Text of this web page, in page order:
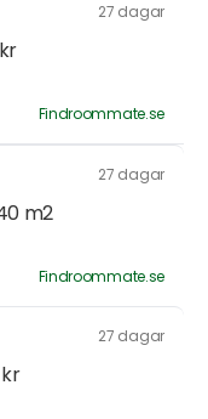
27 dagar
Findroommate.se
27 dagar
m2
Findroommate.se
27 dagar